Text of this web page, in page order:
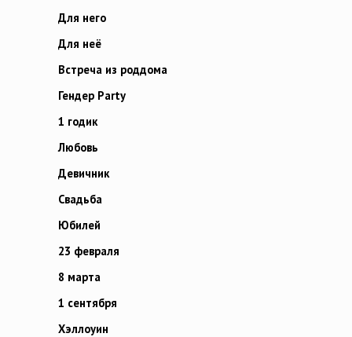
Для него
Для неё
Встреча из роддома
Гендер Party
1 годик
Любовь
Девичник
Свадьба
Юбилей
23 февраля
8 марта
1 сентября
Хэллоуин